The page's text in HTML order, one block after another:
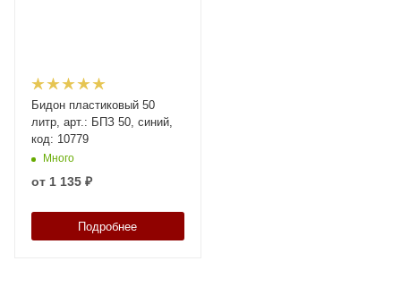
Бидон пластиковый 50
литр, арт.: БПЗ 50, синий,
код: 10779
Много
от 1 135 ₽
Подробнее